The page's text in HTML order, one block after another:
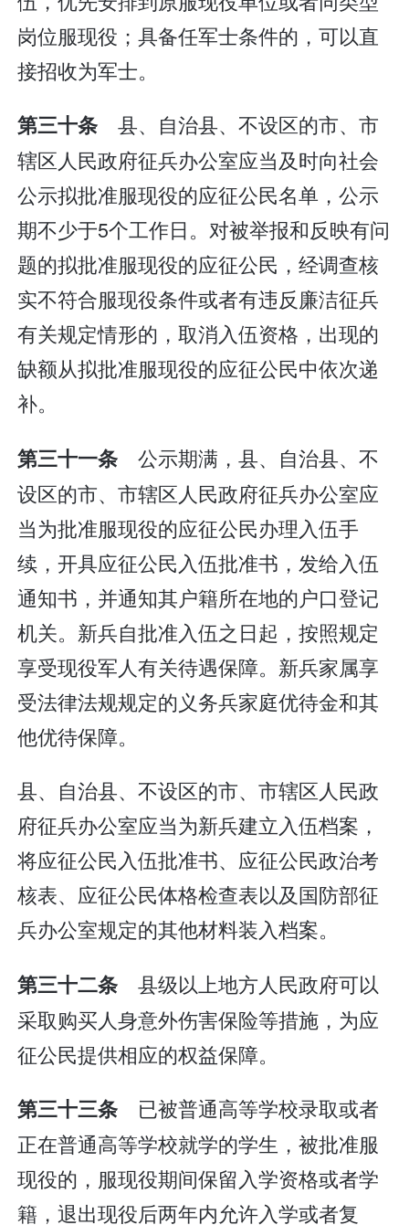
岗位服现役；具备任军士条件的，可以直
接招收为军士。
第三十条 县、自治县、不设区的市、市
辖区人民政府征兵办公室应当及时向社会
公示拟批准服现役的应征公民名单，公示
期不少于5个工作日。对被举报和反映有问
题的拟批准服现役的应征公民，经调查核
实不符合服现役条件或者有违反廉洁征兵
有关规定情形的，取消入伍资格，出现的
缺额从拟批准服现役的应征公民中依次递
补。
第三十一条 公示期满，县、自治县、不
设区的市、市辖区人民政府征兵办公室应
当为批准服现役的应征公民办理入伍手
续，开具应征公民入伍批准书，发给入伍
通知书，并通知其户籍所在地的户口登记
机关。新兵自批准入伍之日起，按照规定
享受现役军人有关待遇保障。新兵家属享
受法律法规规定的义务兵家庭优待金和其
他优待保障。
县、自治县、不设区的市、市辖区人民政
府征兵办公室应当为新兵建立入伍档案，
将应征公民入伍批准书、应征公民政治考
核表、应征公民体格检查表以及国防部征
兵办公室规定的其他材料装入档案。
第三十二条 县级以上地方人民政府可以
采取购买人身意外伤害保险等措施，为应
征公民提供相应的权益保障。
第三十三条 已被普通高等学校录取或者
正在普通高等学校就学的学生，被批准服
现役的，服现役期间保留入学资格或者学
籍，退出现役后两年内允许入学或者复